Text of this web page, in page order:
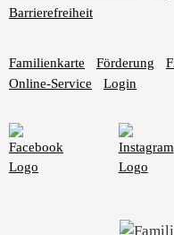
Barrierefreiheit
Familienkarte Förderung
Online-Service
Login